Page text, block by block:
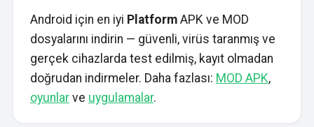
Android için en iyi PlatformAPK ve MOD
dosyalarını indirin — güvenli, virüs taranmış ve
gerçek cihazlarda test edilmiş, kayıt olmadan
doğrudan indirmeler. Daha fazlası: MOD APK,
oyunlarve uygulamalar.